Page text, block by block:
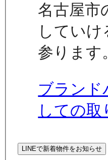
名古屋市
していけ
参ります
ブランド
しての取
LINEで新着物件をお知らせ